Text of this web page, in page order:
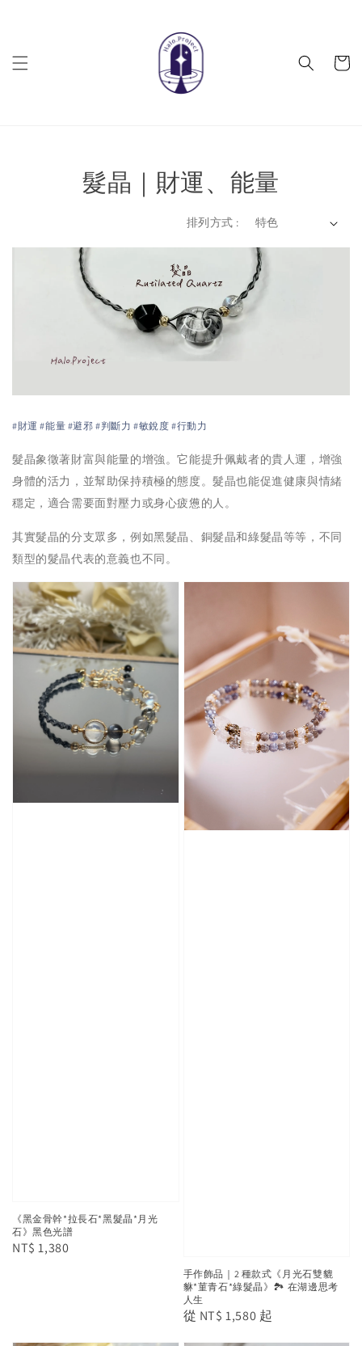
髮晶｜財運、能量
排列方式 :
#財運 #能量 #避邪 #判斷力 #敏銳度 #行動力
髮晶象徵著財富與能量的增強。它能提升佩戴者的貴人運，增強
身體的活力，並幫助保持積極的態度。髮晶也能促進健康與情緒
穩定，適合需要面對壓力或身心疲憊的人。
其實髮晶的分支眾多，例如黑髮晶、銅髮晶和綠髮晶等等，不同
類型的髮晶代表的意義也不同。
《黑金骨幹*拉長石*黑髮晶*月光
石》黑色光譜
Regular
NT$ 1,380
手作飾品｜2 種款式《月光石雙貔
貅*菫青石*綠髮晶》🏞️ 在湖邊思考
人生
Regular
從 NT$ 1,580 起